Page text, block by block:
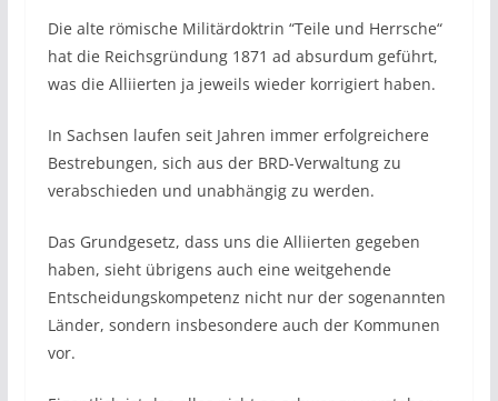
Die alte römische Militärdoktrin “Teile und Herrsche“
hat die Reichsgründung 1871 ad absurdum geführt,
was die Alliierten ja jeweils wieder korrigiert haben.
In Sachsen laufen seit Jahren immer erfolgreichere
Bestrebungen, sich aus der BRD-Verwaltung zu
verabschieden und unabhängig zu werden.
Das Grundgesetz, dass uns die Alliierten gegeben
haben, sieht übrigens auch eine weitgehende
Entscheidungskompetenz nicht nur der sogenannten
Länder, sondern insbesondere auch der Kommunen
vor.